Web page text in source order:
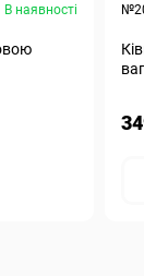
В наявності